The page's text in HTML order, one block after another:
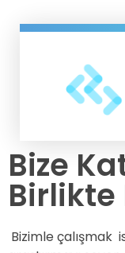
Bize
Birlikte
Bizimle çalışmak